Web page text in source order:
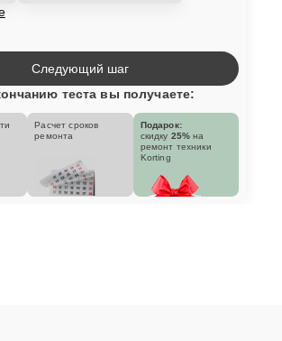
Следующий шаг
теста вы получаете:
Расчет сроков
ремонта
Подарок:
скидку 25% на
ремонт техники
Korting